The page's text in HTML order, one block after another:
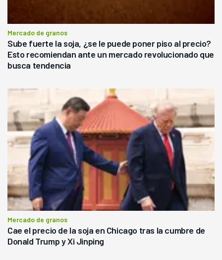
Mercado de granos
Sube fuerte la soja, ¿se le puede poner piso al precio?
Esto recomiendan ante un mercado revolucionado que
busca tendencia
Mercado de granos
Cae el precio de la soja en Chicago tras la cumbre de
Donald Trump y Xi Jinping